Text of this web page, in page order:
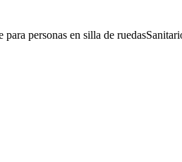
para personas en silla de ruedas